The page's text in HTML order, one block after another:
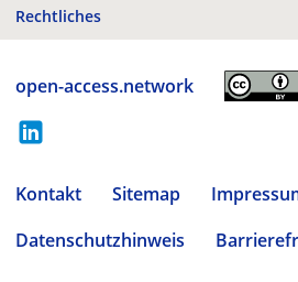
Rechtliches
open-access.network
Kontakt Sitemap
Datenschutzhinweis